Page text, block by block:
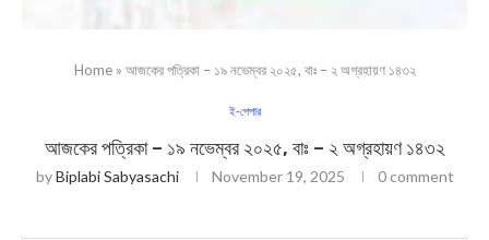
Home» আজকের পত্রিকা – ১৯ নভেম্বর ২০২৫, বাঃ – ২ অগ্রহায়ণ ১৪৩২
ই-পেপার
আজকের পত্রিকা – ১৯ নভেম্বর ২০২৫, বাঃ – ২ অগ্রহায়ণ ১৪৩২
byBiplabi Sabyasachi November 19, 2025 0 comment